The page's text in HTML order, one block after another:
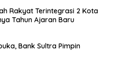
Rakyat Terintegrasi 2 Kota
Tahun Ajaran Baru
Bank Sultra Pimpin